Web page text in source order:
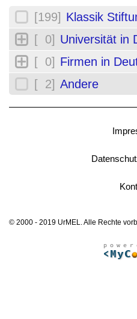
[199] Klassik
[ 0] Universität in
[ 0] Firmen in
[ 2] Andere
© 2000 - 2019 UrMEL. Alle Rechte